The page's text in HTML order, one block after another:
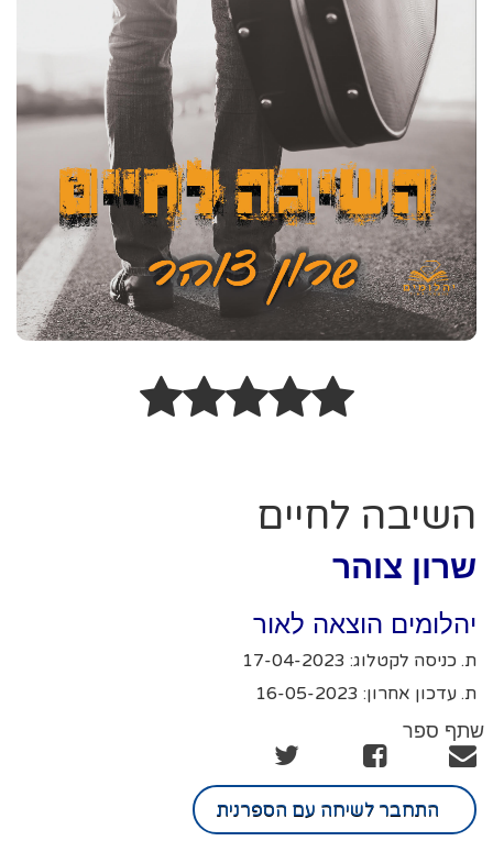
השיבה לחיים
שרון צוהר
יהלומים הוצאה לאור
ת. כניסה לקטלוג: 17-04-2023
ת. עדכון אחרון: 16-05-2023
שתף ספר
התחבר לשיחה עם הספרנית